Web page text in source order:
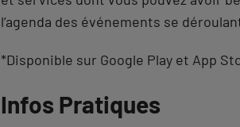
l’agenda des événements se
*Disponible sur Google Play et App
Revenir
Infos Pratiques